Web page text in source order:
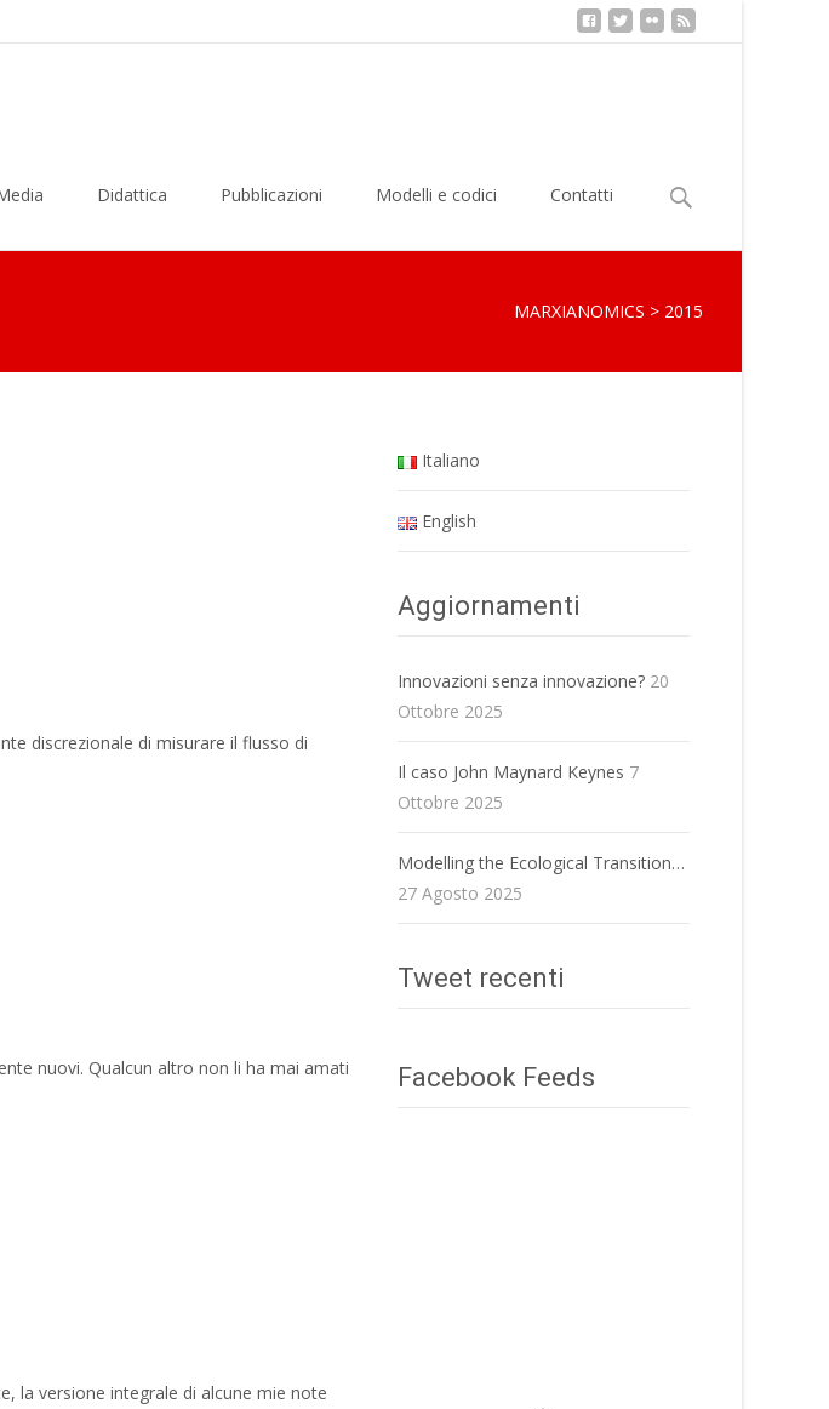
Didattica Pubblicazioni Modelli e codici Contatti
Ricerca
MARXIANOMICS > 2015
discrezionale di misurare il flusso di
nuovi. Qualcun altro non li ha mai amati
la versione integrale di alcune mie note
Italiano
English
Aggiornamenti
Innovazioni senza innovazione? 20
Ottobre 2025
Il caso John Maynard Keynes 7
Ottobre 2025
Modelling the Ecological Transition…
27 Agosto 2025
Tweet recenti
Facebook Feeds